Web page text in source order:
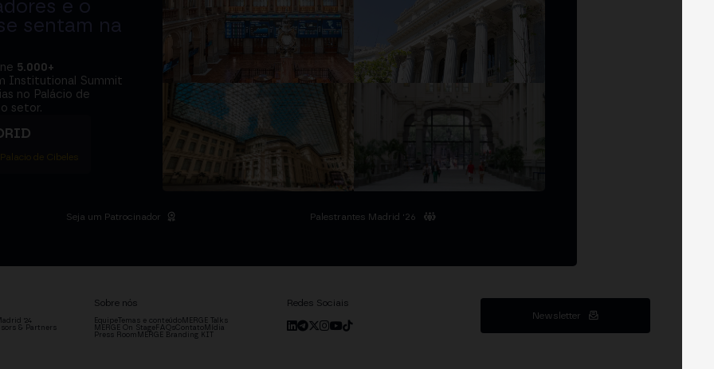
e o
sentam na
5.000+
Institutional Summit
no Palácio de
setor.
de Cibeles
Seja um Patrocinador Palestrantes Madrid '26
'24
& Partners
Sobre nós
EquipeTemas e conteúdoMERGE Talks
MERGE On StageFAQsContatoMídia
Press Room MERGE Branding KIT
Redes Sociais
Newsletter